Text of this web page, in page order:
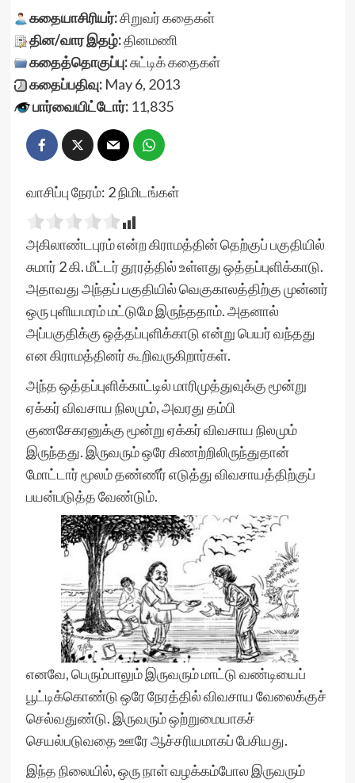
கதையாசிரியர்:சிறுவர் கதைகள்
தின/வார இதழ்:தினமணி
கதைத்தொகுப்பு:சுட்டிக் கதைகள்
கதைப்பதிவு:May 6, 2013
பார்வையிட்டோர்:11,835
வாசிப்பு நேரம்: 2நிமிடங்கள்
அகிலாண்டபுரம் என்ற கிராமத்தின் தெற்குப் பகுதியில்
சுமார் 2 கி. மீட்டர் தூரத்தில் உள்ளது ஒத்தப்புளிக்காடு.
அதாவது அந்தப் பகுதியில் வெகுகாலத்திற்கு முன்னர்
ஒரு புளியமரம் மட்டுமே இருந்ததாம். அதனால்
அப்பகுதிக்கு ஒத்தப்புளிக்காடு என்று பெயர் வந்தது
என கிராமத்தினர் கூறிவருகிறார்கள்.
அந்த ஒத்தப்புளிக்காட்டில் மாரிமுத்துவுக்கு மூன்று
ஏக்கர் விவசாய நிலமும், அவரது தம்பி
குணசேகரனுக்கு மூன்று ஏக்கர் விவசாய நிலமும்
இருந்தது. இருவரும் ஒரே கிணற்றிலிருந்துதான்
மோட்டார் மூலம் தண்ணீர் எடுத்து விவசாயத்திற்குப்
பயன்படுத்த வேண்டும்.
எனவே, பெரும்பாலும் இருவரும் மாட்டு வண்டியைப்
பூட்டிக்கொண்டு ஒரே நேரத்தில் விவசாய வேலைக்குச்
செல்வதுண்டு. இருவரும் ஒற்றுமையாகச்
செயல்படுவதை ஊரே ஆச்சரியமாகப் பேசியது.
இந்த நிலையில், ஒரு நாள் வழக்கம்போல இருவரும்